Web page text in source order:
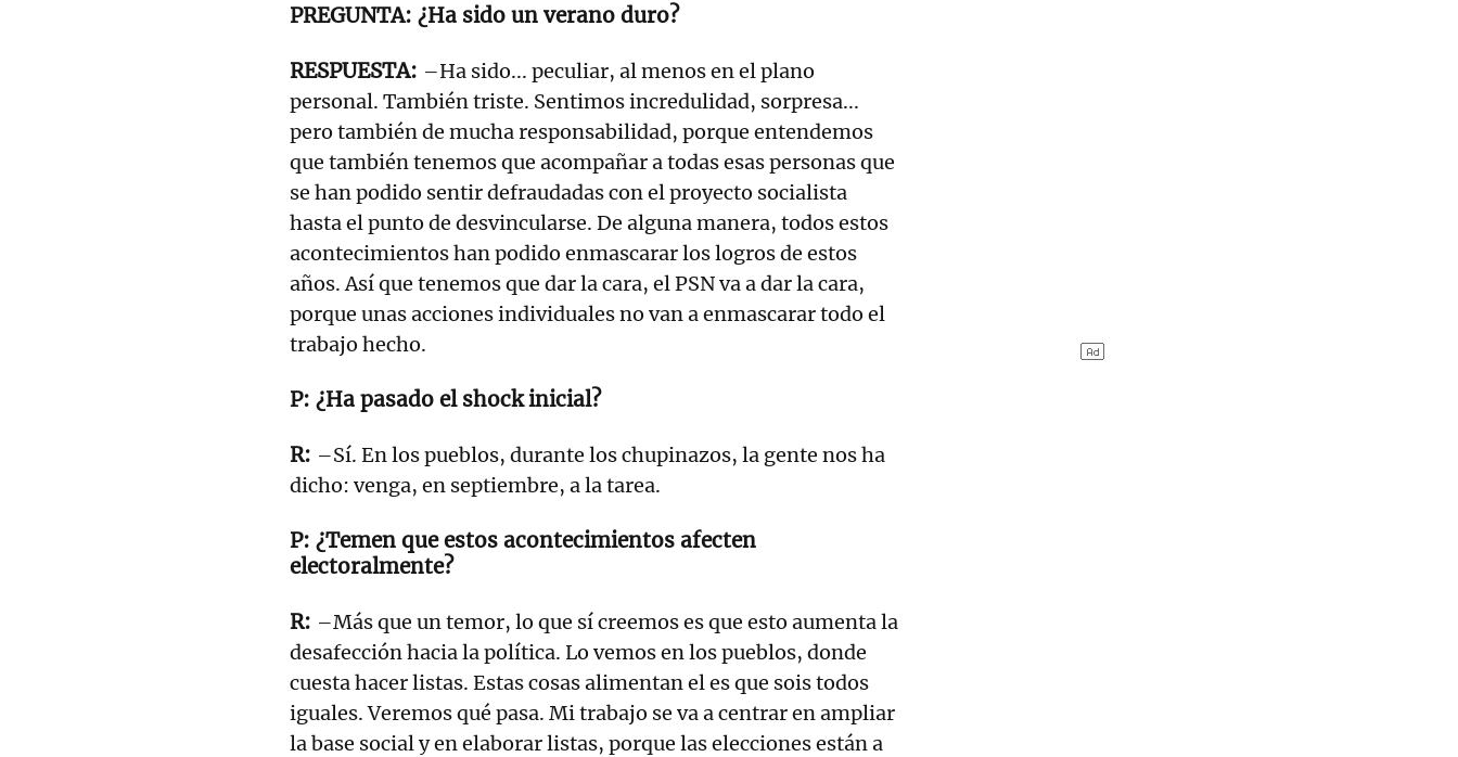
¿Ha sido un verano duro?
–Ha sido... peculiar, al menos en el plano
personal. También triste. Sentimos incredulidad, sorpresa...
pero también de mucha responsabilidad, porque entendemos
que también tenemos que acompañar a todas esas personas que
se han podido sentir defraudadas con el proyecto socialista
hasta el punto de desvincularse. De alguna manera, todos estos
acontecimientos han podido enmascarar los logros de estos
años. Así que tenemos que dar la cara, el PSN va a dar la cara,
porque unas acciones individuales no van a enmascarar todo el
trabajo hecho.
¿Ha pasado el shock inicial?
–Sí. En los pueblos, durante los chupinazos, la gente nos ha
dicho: venga, en septiembre, a la tarea.
¿Temen que estos acontecimientos afecten
electoralmente?
–Más que un temor, lo que sí creemos es que esto aumenta la
desafección hacia la política. Lo vemos en los pueblos, donde
cuesta hacer listas. Estas cosas alimentan el es que sois todos
iguales. Veremos qué pasa. Mi trabajo se va a centrar en ampliar
la base social y en elaborar listas, porque las elecciones están a